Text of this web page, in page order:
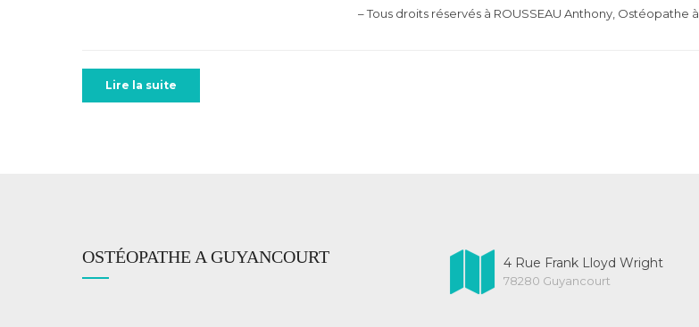
– Tous droits réservés à ROUSSEAU Anthony, Ostéopathe
Lire la suite
OSTÉOPATHE A GUYANCOURT 4 Rue Frank Lloyd Wright
78280 Guyancourt